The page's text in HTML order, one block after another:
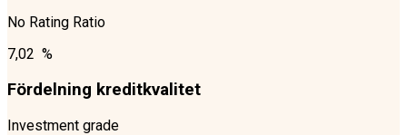
No Rating Ratio
7,02 %
Fördelning kreditkvalitet
Investment grade